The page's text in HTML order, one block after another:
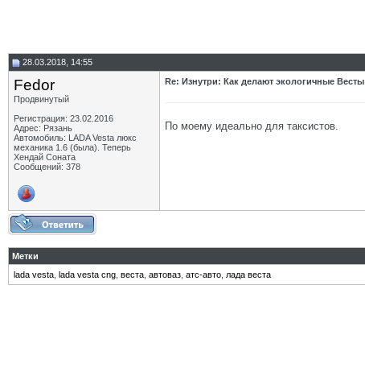
28.03.2018, 14:55
Fedor
Продвинутый
Регистрация: 23.02.2016
Адрес: Рязань
Автомобиль: LADA Vesta люкс
механика 1.6 (была). Теперь
Хендай Соната
Сообщений: 378
Re: Изнутри: Как делают экологичные Весты
По моему идеально для таксистов.
Метки
lada vesta lada vesta cng веста автоваз атс-авто лада веста